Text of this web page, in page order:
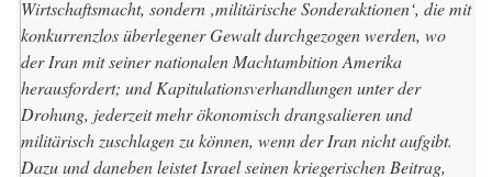
Wirtschaftsmacht, sondern ‚militärische Sonderaktionen‘, die mit
konkurrenzlos überlegener Gewalt durchgezogen werden, wo
der Iran mit seiner nationalen Machtambition Amerika
herausfordert; und Kapitulationsverhandlungen unter der
Drohung, jederzeit mehr ökonomisch drangsalieren und
militärisch zuschlagen zu können, wenn der Iran nicht aufgibt.
Dazu und daneben leistet Israel seinen kriegerischen Beitrag,